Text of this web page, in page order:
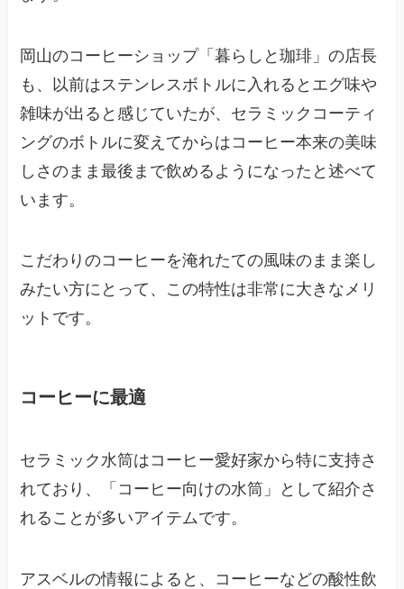
岡山のコーヒーショップ「暮らしと珈琲」の店長
も、以前はステンレスボトルに入れるとエグ味や
雑味が出ると感じていたが、セラミックコーティ
ングのボトルに変えてからはコーヒー本来の美味
しさのまま最後まで飲めるようになったと述べて
います。
こだわりのコーヒーを淹れたての風味のまま楽し
みたい方にとって、この特性は非常に大きなメリ
ットです。
コーヒーに最適
セラミック水筒はコーヒー愛好家から特に支持さ
れており、「コーヒー向けの水筒」として紹介さ
れることが多いアイテムです。
アスベルの情報によると、コーヒーなどの酸性飲